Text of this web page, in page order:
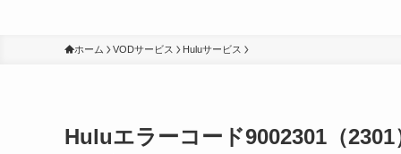
ホーム VODサービス Huluサービス
Huluエラーコード9002301（